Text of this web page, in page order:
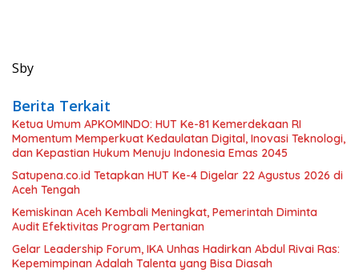
Sby
Berita Terkait
Ketua Umum APKOMINDO: HUT Ke-81 Kemerdekaan RI
Momentum Memperkuat Kedaulatan Digital, Inovasi Teknologi,
dan Kepastian Hukum Menuju Indonesia Emas 2045
Satupena.co.id Tetapkan HUT Ke-4 Digelar 22 Agustus 2026 di
Aceh Tengah
Kemiskinan Aceh Kembali Meningkat, Pemerintah Diminta
Audit Efektivitas Program Pertanian
Gelar Leadership Forum, IKA Unhas Hadirkan Abdul Rivai Ras:
Kepemimpinan Adalah Talenta yang Bisa Diasah